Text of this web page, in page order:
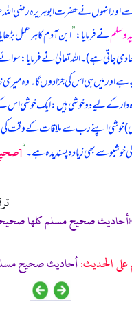
اور انہوں نے حضرت ابوہریرہ رضی
وسلمنے فرمایا:”ابن آدم کا ہر عمل
دی جاتی ہے)۔ اللہ تعالیٰ نے فرمایا:
میں ہی اس کی جزا دوں گا۔ وہ میری خاطر
دار کے لیے دو خوشی ہیں: ایک خوشی
اپنے رب سے ملاقات کے وقت کی۔
سے بھی زیادہ پسندیدہ ہے۔“
«أحاديث صحيح مسلم كلها
الحديث:أحاديث صحيح